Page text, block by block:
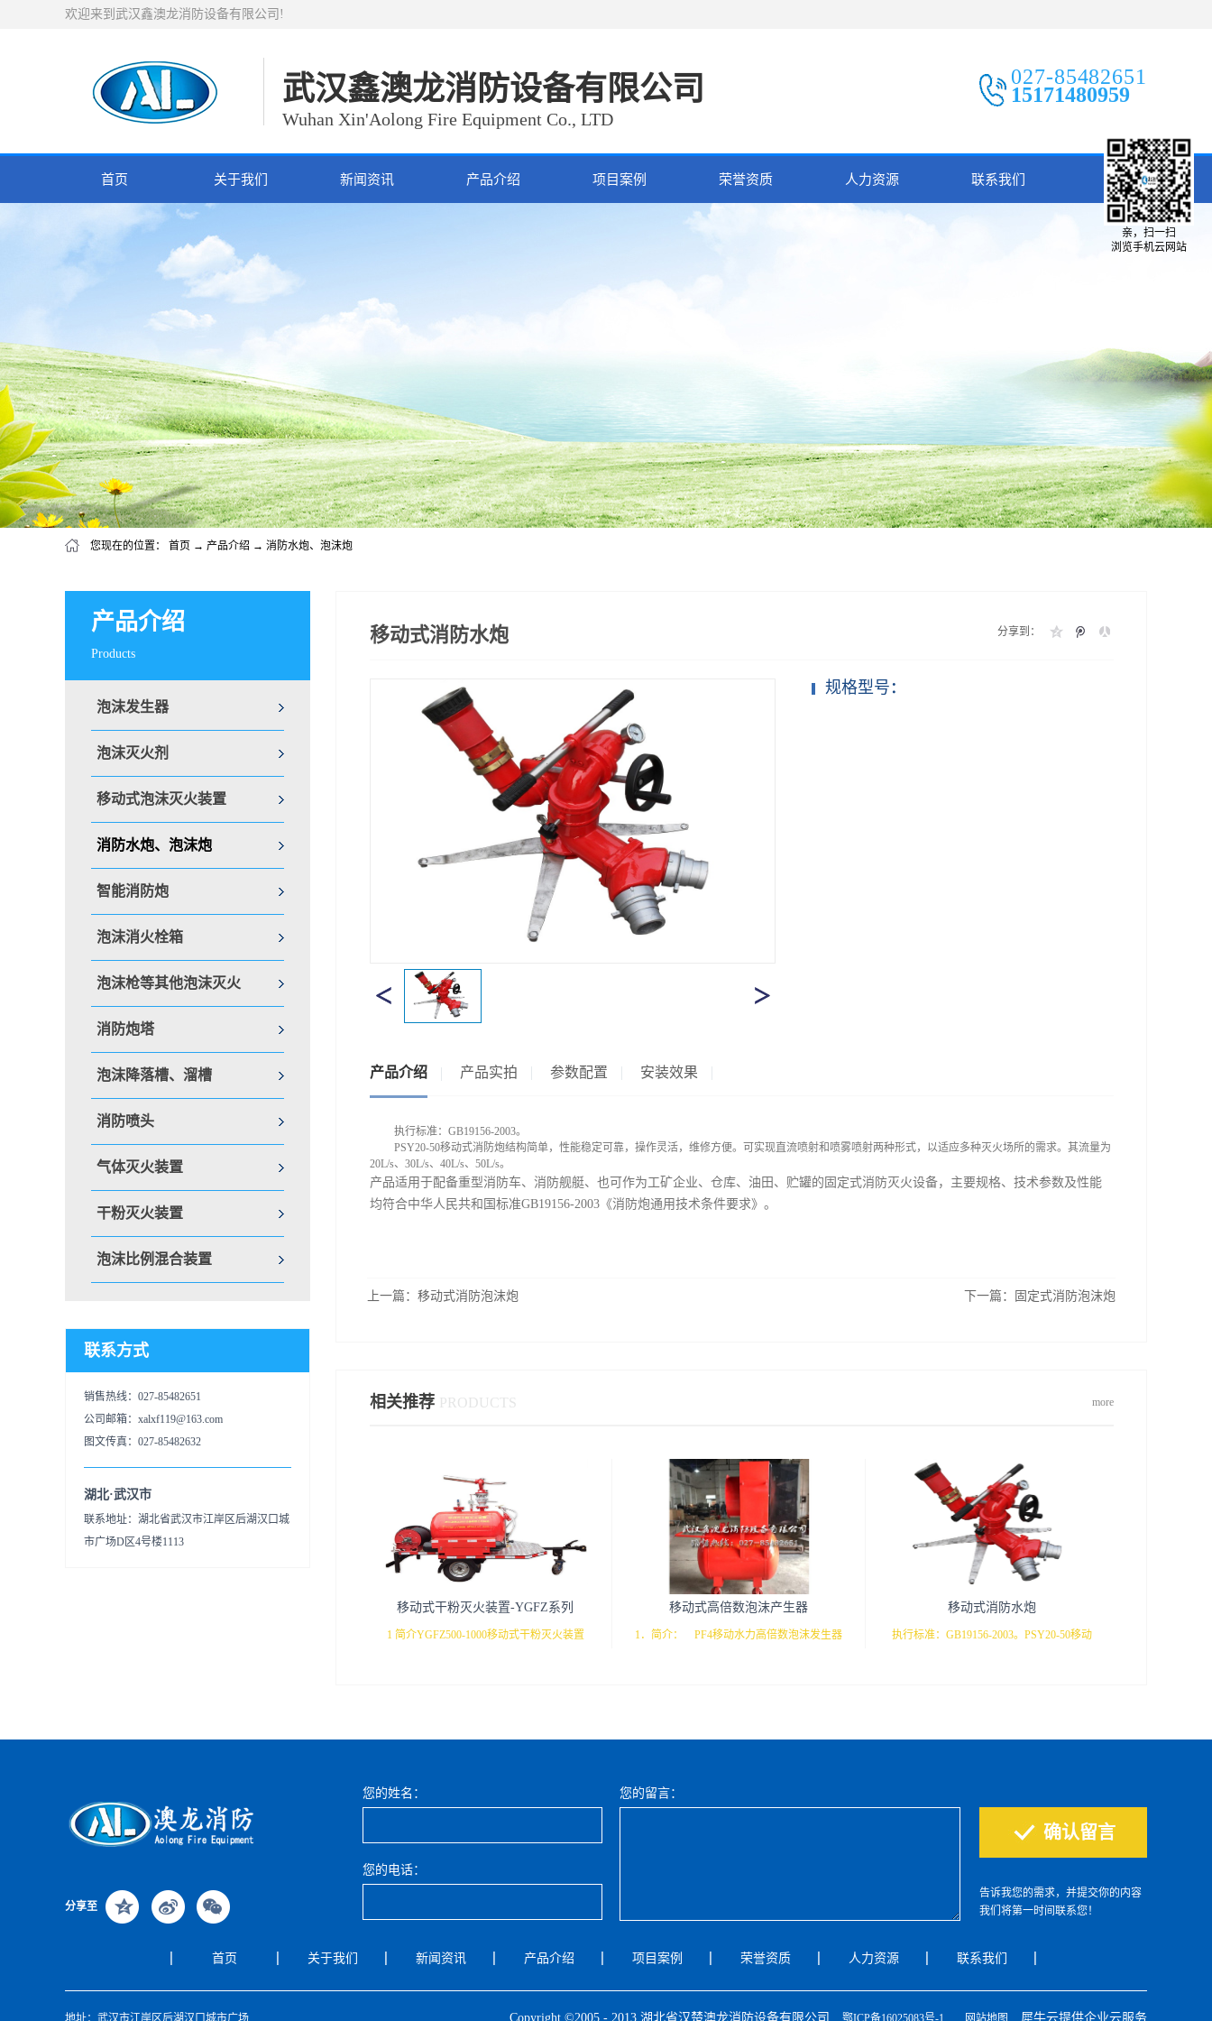
欢迎来到武汉鑫澳龙消防设备有限公司!
武汉鑫澳龙消防设备有限公司
Wuhan Xin'Aolong Fire Equipment Co., LTD
027-85482651
15171480959
首页 关于我们 新闻资讯 产品介绍 项目案例 荣誉资质 人力资源 联系我们
您现在的位置： 首页 → 产品介绍 → 消防水炮、泡沫炮
产品介绍
Products
泡沫发生器
泡沫灭火剂
移动式泡沫灭火装置
消防水炮、泡沫炮
智能消防炮
泡沫消火栓箱
泡沫枪等其他泡沫灭火
消防炮塔
泡沫降落槽、溜槽
消防喷头
气体灭火装置
干粉灭火装置
泡沫比例混合装置
联系方式
销售热线：027-85482651
公司邮箱：xalxf119@163.com
图文传真：027-85482632
湖北·武汉市
联系地址：湖北省武汉市江岸区后湖汉口城
市广场D区4号楼1113
移动式消防水炮 分享到：
规格型号：
产品介绍 产品实拍 参数配置 安装效果
执行标准： GB19156-2003。
PSY20-50移动式消防炮结构简单，性能稳定可靠，操作灵活，维修方便。可实现直流喷射和喷雾喷射两种形式，以适应多种灭火场所的需求。其流量为
20L/s、 30L/s、 40L/s、 50L/s。
产品适用于配备重型消防车、消防舰艇、也可作为工矿企业、仓库、油田、贮罐的固定式消防灭火设备，主要规格、技术参数及性能
均符合中华人民共和国标准GB19156-2003《消防炮通用技术条件要求》。
上一篇： 移动式消防泡沫炮 下一篇： 固定式消防泡沫炮
相关推荐 PRODUCTS more
移动式干粉灭火装置-YGFZ系列
1 简介YGFZ500-1000移动式干粉灭火装置
进行了科学创新，使之操作更加简练；使用
站、飞机库、大型仓库、民、军用机场，特
原理2.1干粉系统工作原理 以氮气为动力,
干粉发射装置(干粉炮或干粉枪)进行发射。3
仅能使设备迅速投入战斗，顺利完成灭火任
移动式高倍数泡沫产生器
1．简介： PF4移动水力高倍数泡沫发生器
在压力下输送给发生器，当压力混合液穿过
流，吹起混合液产生泡沫群覆盖火点，降
根据安装环境做个方位安装，也可移动到任
火区内未能及时躲避的人员，可掩入泡沫群
移动式消防水炮
执行标准：GB19156-2003。PSY20-50移动
流量为20L/s、30L/s、40L/s、50L/s。产品适
灭火设备，主要规格、技术参数及性能均符
您的姓名：
您的电话：
您的留言：
告诉我您的需求，并提交你的内容
我们将第一时间联系您！
分享至
首页 关于我们 新闻资讯 产品介绍 项目案例 荣誉资质 人力资源 联系我们
地址：武汉市江岸区后湖汉口城市广场 Copyright ©2005 - 2013 湖北省汉楚澳龙消防设备有限公司 鄂ICP备16025083号-1 网站地图 犀牛云提供企业云服务
亲，扫一扫
浏览手机云网站